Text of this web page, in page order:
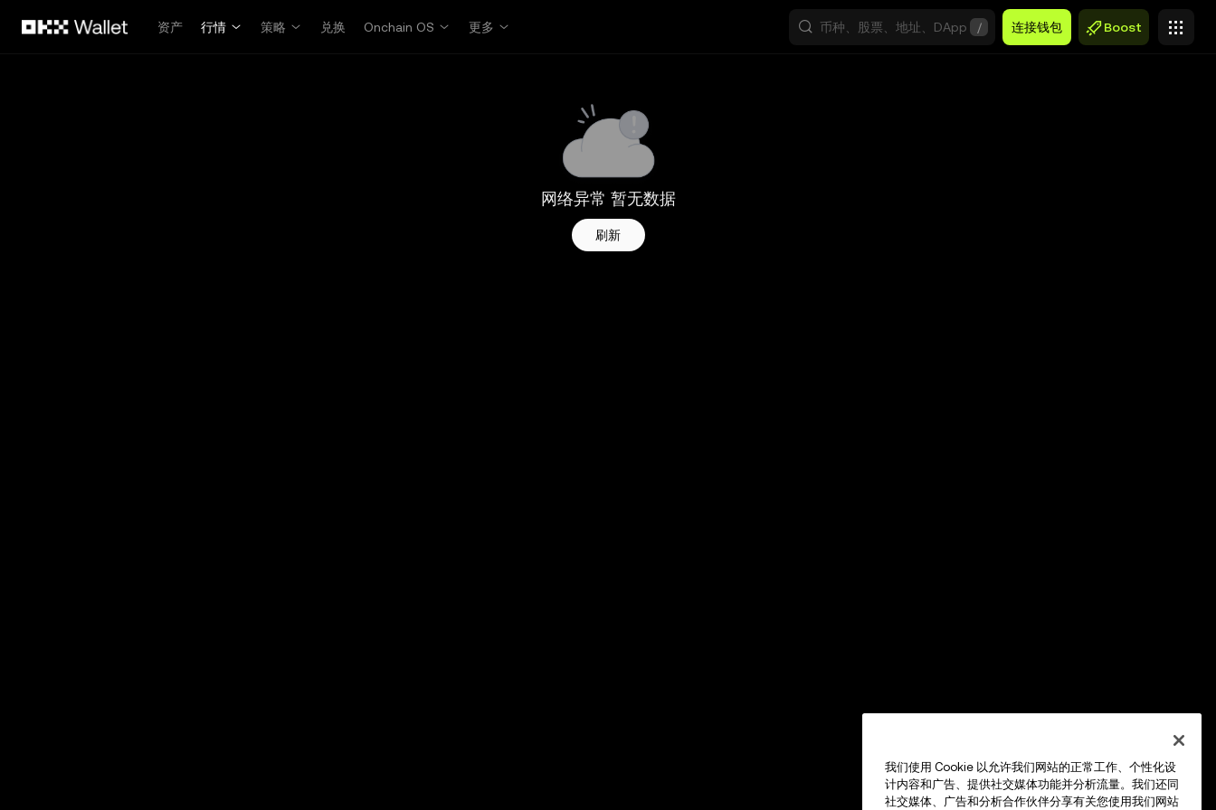
资产
行情 策略 兑换 Onchain OS 更多 / 连接钱包 Boost
网络异常 暂无数据
刷新
我们使用 Cookie 以允许我们网站的正常工作、个性化设
计内容和广告、提供社交媒体功能并分析流量。我们还同
社交媒体、广告和分析合作伙伴分享有关您使用我们网站